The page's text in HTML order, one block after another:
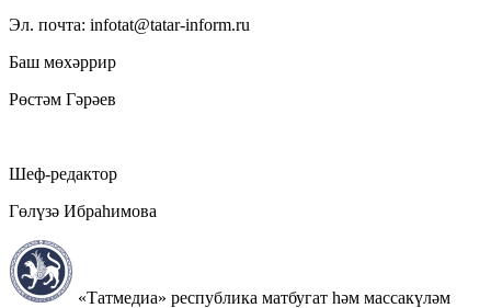
Эл. почта: infotat@tatar-inform.ru
Баш мөхәррир
Рөстәм Гәрәев
Шеф-редактор
Гөлүзә Ибраһимова
«Татмедиа» республика матбугат һәм массакүләм